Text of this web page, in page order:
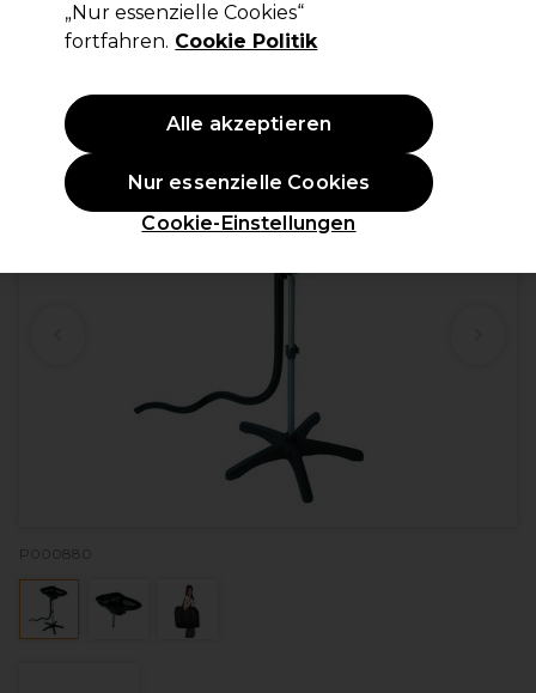
111,96 €159,95 € ohne MwSt. (PROFI-PREIS)
133,23 € inkl. MwSt.)
ANGEBOT
P000880
„Nur essenzielle Cookies“
fortfahren. Cookie Politik
Cookie-Einstellungen
Nur essenzielle Cookies
Alle akzeptieren